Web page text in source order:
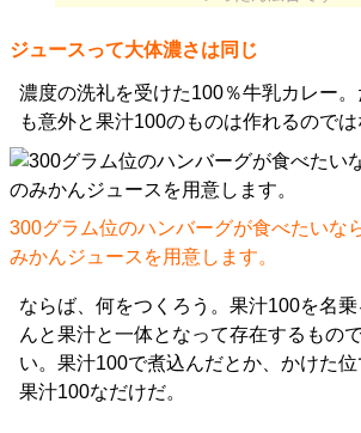
ジュースって大体濃さは同じ
濃度の洗礼を受けた100％牛乳カレー
も意外と果汁100のものは作れるのでは
300グラム位のハンバーグが食べたいな
みかんジュースを用意します。
ならば、何をつくろう。果汁100を名
んと果汁と一体となって存在するもの
い。果汁100で煮込んだとか、かけた
果汁100なだけだ。